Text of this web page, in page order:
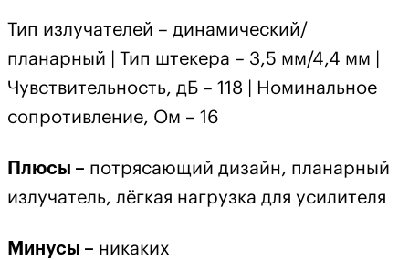
Тип излучателей – динамический/
планарный | Тип штекера – 3,5 мм/4,4 мм |
Чувствительность, дБ – 118 | Номинальное
сопротивление, Ом – 16
Плюсы – потрясающий дизайн, планарный
излучатель, лёгкая нагрузка для усилителя
Минусы – никаких